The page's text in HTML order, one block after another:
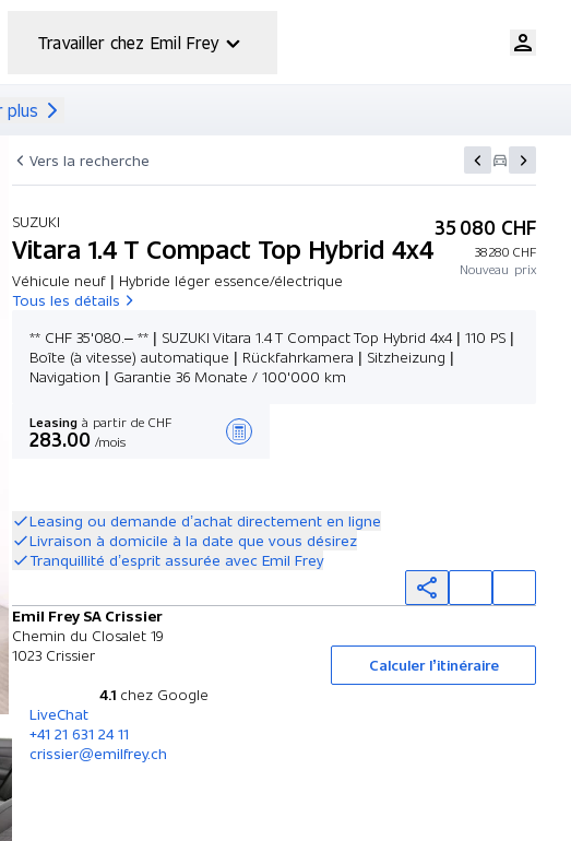
Travailler chez Emil Frey
plus
Vers la recherche
SUZUKI
Vitara 1.4 T Compact Top Hybrid 4x4
Véhicule neuf | Hybride léger essence/électrique
Tous les détails
35 080 CHF
38 280 CHF
Nouveau prix
** CHF 35'080.– ** | SUZUKI Vitara 1.4 T Compact Top Hybrid 4x4 | 110 PS |
Boîte (à vitesse) automatique | Rückfahrkamera | Sitzheizung |
Navigation | Garantie 36 Monate / 100'000 km
Leasing à partir de CHF
283.00 /mois
Leasing ou demande d’achat directement en ligne
Livraison à domicile à la date que vous désirez
Tranquillité d’esprit assurée avec Emil Frey
Emil Frey SA Crissier
Chemin du Closalet 19
1023 Crissier
Calculer l’itinéraire
4.1 chez Google
LiveChat
+41 21 631 24 11
crissier@emilfrey.ch